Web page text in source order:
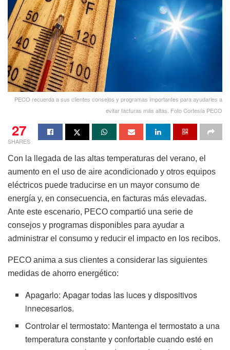
PECO recuerda a sus clientes consejos y programas importantes para ayudarles a
evitar facturas más altas. Foto Cortesía PECO
27
SHARES
Con la llegada de las altas temperaturas del verano, el
aumento en el uso de aire acondicionado y otros equipos
eléctricos puede traducirse en un mayor consumo de
energía y, en consecuencia, en facturas más elevadas.
Ante este escenario, PECO compartió una serie de
consejos y programas disponibles para ayudar a
administrar el consumo y reducir el impacto en los recibos.
PECO anima a sus clientes a considerar las siguientes
medidas de ahorro energético:
Apagarlo: Apagar todas las luces y dispositivos
innecesarios.
Controlar el termostato: Mantenga el termostato a una
temperatura constante y confortable cuando esté en